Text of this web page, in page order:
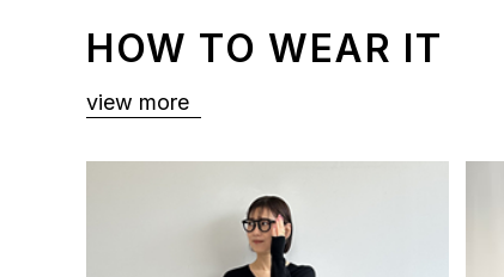
HOW TO WEAR IT
view more